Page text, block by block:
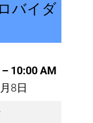
バイダ
– 10:00 AM
8日
川